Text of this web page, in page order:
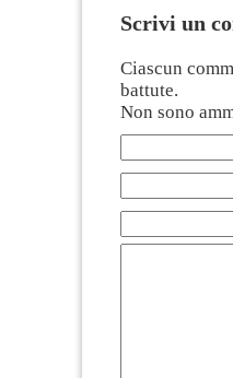
Scrivi un
Ciascun
battute.
Non sono